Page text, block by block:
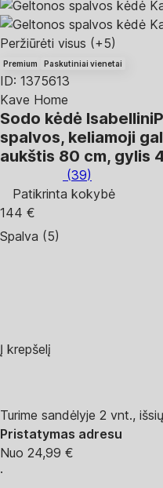
Peržiūrėti visus (+5)
Premium Paskutiniai vienetai
ID: 1375613
Kave Home
Sodo kėdė Isabellini
spalvos, keliamoji
aukštis 80 cm, gylis
(39)
Patikrinta kokybė
144 €
Spalva (5)
Į krepšelį
Turime sandėlyje 2 vnt.,
Pristatymas adresu
Nuo 24,99 €
·